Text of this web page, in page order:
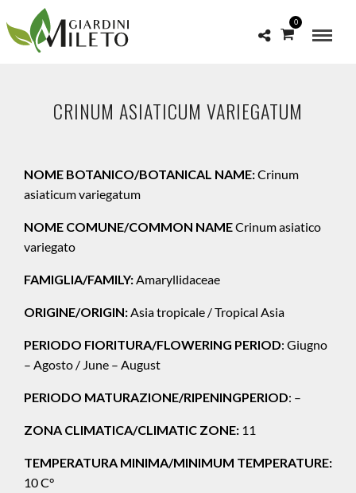
0
CRINUM ASIATICUM VARIEGATUM
NOME BOTANICO/BOTANICAL NAME:Crinum
asiaticum variegatum
NOME COMUNE/COMMON NAMECrinum asiatico
variegato
FAMIGLIA/FAMILY:Amaryllidaceae
ORIGINE/ORIGIN:Asia tropicale / Tropical Asia
PERIODO FIORITURA/FLOWERING PERIOD: Giugno
– Agosto / June – August
PERIODO MATURAZIONE/RIPENINGPERIOD: –
ZONA CLIMATICA/CLIMATIC ZONE: 11
TEMPERATURA MINIMA/MINIMUM TEMPERATURE:
10 C°